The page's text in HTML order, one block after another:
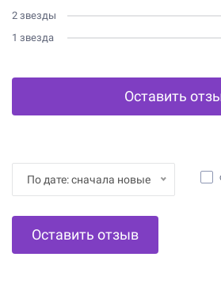
2 звезды
1 звезда
Оставить
По дате: сначала новые
Оставить отзыв